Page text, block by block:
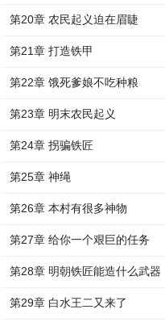
第20章 农民起义迫在眉睫
第21章 打造铁甲
第22章 饿死爹娘不吃种粮
第23章 明末农民起义
第24章 拐骗铁匠
第25章 神绳
第26章 本村有很多神物
第27章 给你一个艰巨的任务
第28章 明朝铁匠能造什么武器
第29章 白水王二又来了